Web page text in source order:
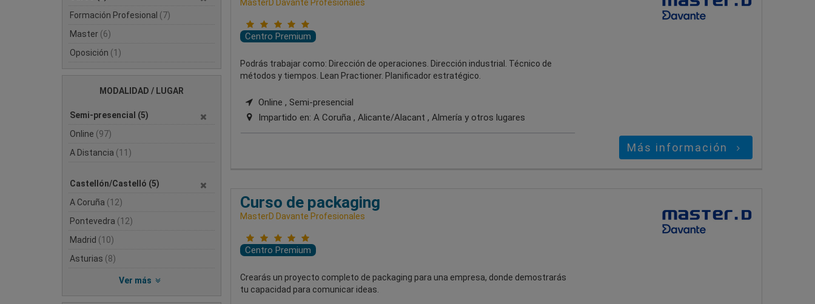
Formación Profesional (7)
Master (6)
Oposición (1)
MODALIDAD / LUGAR
Semi-presencial (5)
Online (97)
A Distancia (11)
Castellón/Castelló (5)
A Coruña (12)
Pontevedra (12)
Madrid (10)
Asturias (8)
Ver más
MasterD Davante Profesionales
Centro Premium
Podrás trabajar como: Dirección de operaciones. Dirección industrial. Técnico de
métodos y tiempos. Lean Practioner. Planificador estratégico.
Online , Semi-presencial
Impartido en: A Coruña , Alicante/Alacant , Almería y otros lugares
Más información
Curso de packaging
MasterD Davante Profesionales
Centro Premium
Crearás un proyecto completo de packaging para una empresa, donde demostrarás
tu capacidad para comunicar ideas.